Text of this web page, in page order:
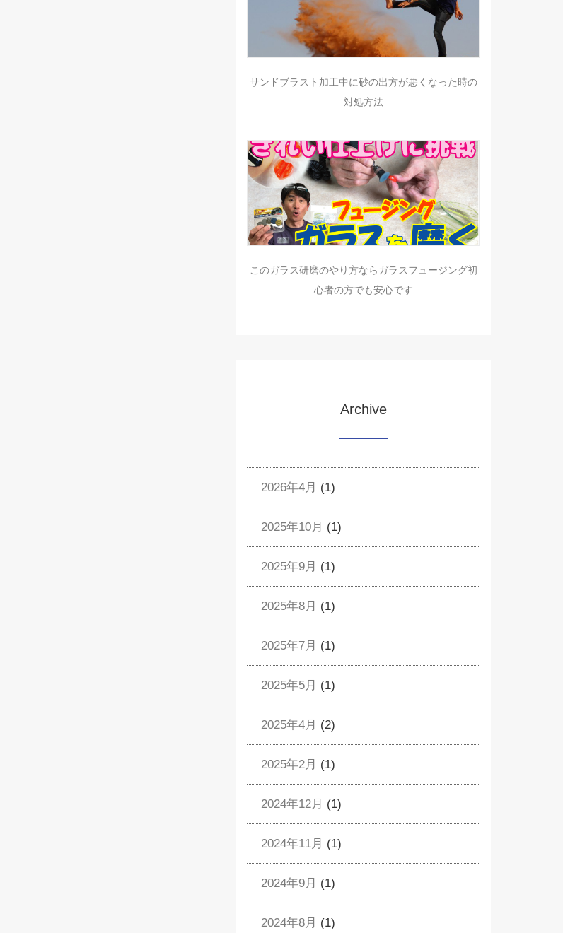
サンドブラスト加工中に砂の出方が悪くなった時の
対処方法
このガラス研磨のやり方ならガラスフュージング初
心者の方でも安心です
Archive
2026年4月 (1)
2025年10月 (1)
2025年9月 (1)
2025年8月 (1)
2025年7月 (1)
2025年5月 (1)
2025年4月 (2)
2025年2月 (1)
2024年12月 (1)
2024年11月 (1)
2024年9月 (1)
2024年8月 (1)